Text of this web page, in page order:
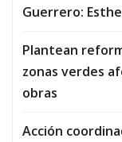
Guerrero:
Plantean
zonas verdes
obras
Acción